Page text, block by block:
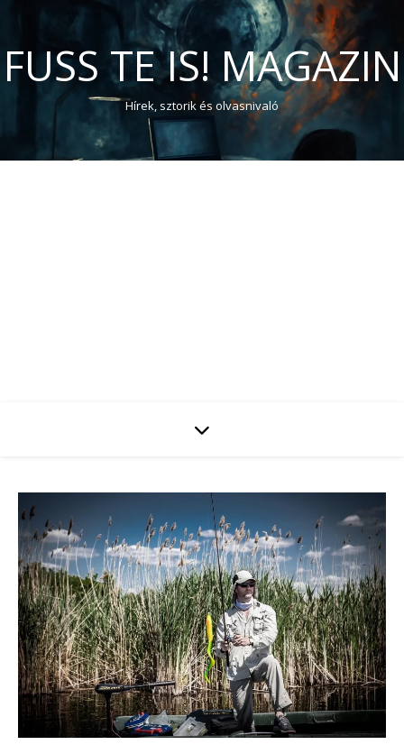
FUSS TE IS! MAGAZIN
Hírek, sztorik és olvasnivaló